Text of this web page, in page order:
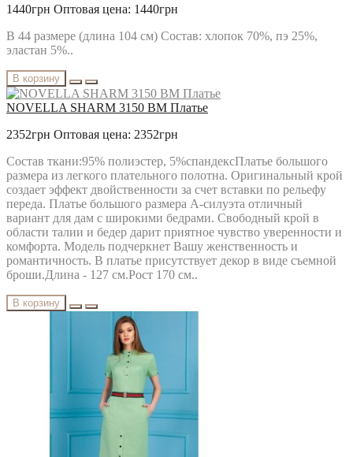
MODA-URS
MUBLIZ
NEEDLE REVERTEX
NINELE
ORHIDEYA LUX
PIRS
PRETTY
PUR PUR
RIVOLI
SODA
SOLOMEYA LUX
Svetlana-Style
TAIER
TEFFI
TENSI
test_producer
TEZA
URS
VILENA FASHION
VITTORIA QUEEN
РАСПРОДАЖА
Твой Имидж
1440грн Оптовая цена: 1440грн
В 44 размере (длина 104 см) Состав: хлопок 70%, пэ 25%,
эластан 5%..
В корзину
NOVELLA SHARM 3150 BM Платье
2352грн Оптовая цена: 2352грн
Состав ткани:95% полиэстер, 5%спандексПлатье большого
размера из легкого плательного полотна. Оригинальный крой
создает эффект двойственности за счет вставки по рельефу
переда. Платье большого размера А-силуэта отличный
вариант для дам с широкими бедрами. Свободный крой в
области талии и бедер дарит приятное чувство уверенности и
комфорта. Модель подчеркнет Вашу женственность и
романтичность. В платье присутствует декор в виде съемной
броши.Длина - 127 см.Рост 170 см..
В корзину